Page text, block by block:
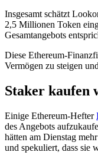
Insgesamt schätzt
2,5 Millionen Token
Gesamtangebots
Diese Ethereum-
Vermögen zu steigen
Staker kaufen
Einige Ethereum-Hefter
des Angebots
hätten am Dienstag
und spekuliert, dass sie